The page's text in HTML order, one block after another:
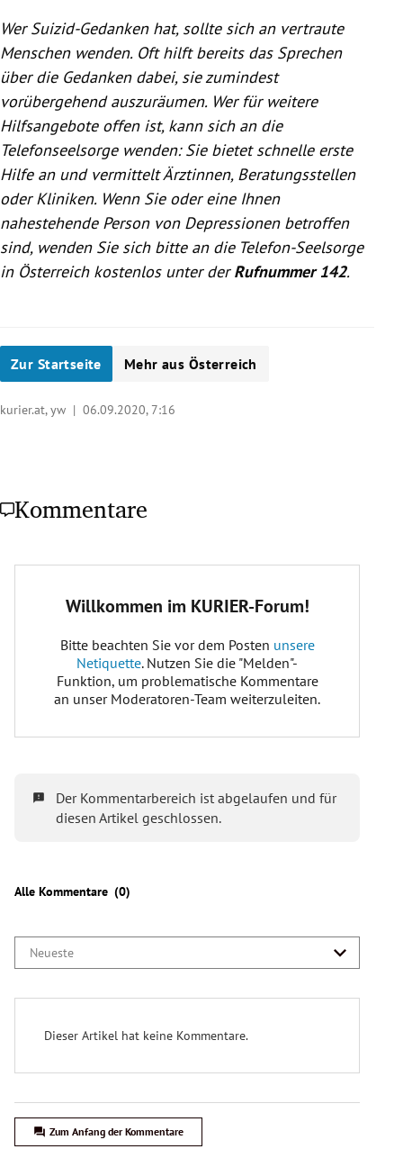
Wer Suizid-Gedanken hat, sollte sich an vertraute
Menschen wenden. Oft hilft bereits das Sprechen
über die Gedanken dabei, sie zumindest
vorübergehend auszuräumen. Wer für weitere
Hilfsangebote offen ist, kann sich an die
Telefonseelsorge wenden: Sie bietet schnelle erste
Hilfe an und vermittelt Ärztinnen, Beratungsstellen
oder Kliniken. Wenn Sie oder eine Ihnen
nahestehende Person von Depressionen betroffen
sind, wenden Sie sich bitte an die Telefon-Seelsorge
in Österreich kostenlos unter derRufnummer 142.
Zur Startseite Mehr aus Österreich
kurier.at, yw | 06.09.2020, 7:16
Kommentare